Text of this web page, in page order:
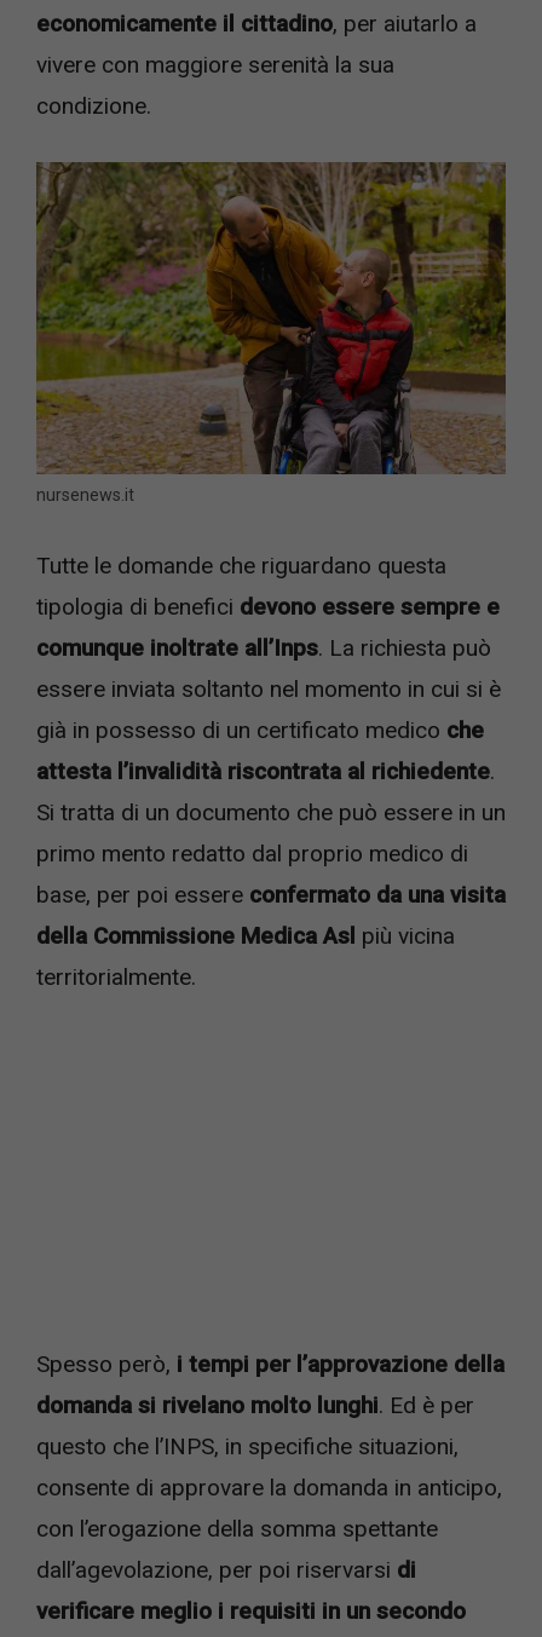
economicamente il cittadino, per aiutarlo a
vivere con maggiore serenità la sua
condizione.
nursenews.it
Tutte le domande che riguardano questa
tipologia di benefici devono essere sempre e
comunque inoltrate all’Inps. La richiesta può
essere inviata soltanto nel momento in cui si è
già in possesso di un certificato medico che
attesta l’invalidità riscontrata al richiedente.
Si tratta di un documento che può essere in un
primo mento redatto dal proprio medico di
base, per poi essere confermato da una visita
della Commissione Medica Asl più vicina
territorialmente.
Spesso però, i tempi per l’approvazione della
domanda si rivelano molto lunghi. Ed è per
questo che l’INPS, in specifiche situazioni,
consente di approvare la domanda in anticipo,
con l’erogazione della somma spettante
dall’agevolazione, per poi riservarsi di
verificare meglio i requisiti in un secondo